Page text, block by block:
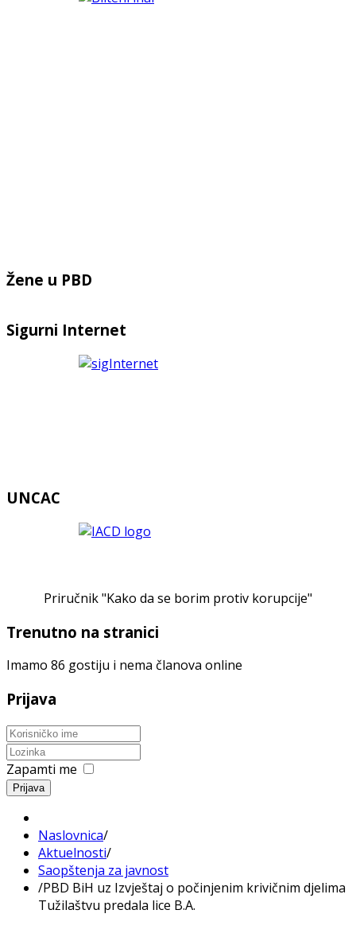
Žene u PBD
Sigurni Internet
UNCAC
Priručnik "Kako da se borim protiv korupcije"
Trenutno na stranici
Imamo 86 gostiju i nema članova online
Prijava
Zapamti me
Prijava
Naslovnica/
Aktuelnosti/
Saopštenja za javnost
/PBD BiH uz Izvještaj o počinjenim krivičnim djelima
Tužilaštvu predala lice B.A.